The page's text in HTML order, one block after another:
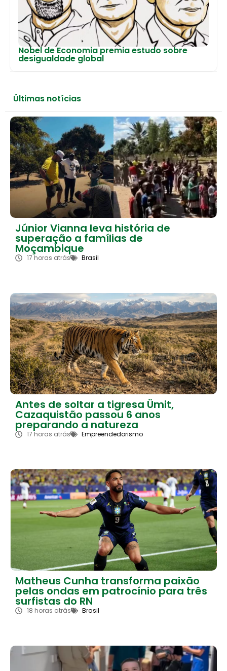
Nobel de Economia premia estudo sobre
desigualdade global
Últimas notícias
Júnior Vianna leva história de
superação a famílias de
Moçambique
17 horas atrás Brasil
Antes de soltar a tigresa Ümit,
Cazaquistão passou 6 anos
preparando a natureza
17 horas atrás Empreendedorismo
Matheus Cunha transforma paixão
pelas ondas em patrocínio para três
surfistas do RN
18 horas atrás Brasil